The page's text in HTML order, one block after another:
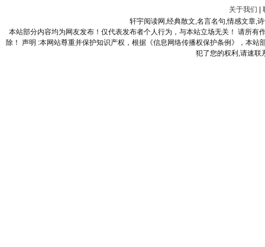
关于我们
轩宇阅读网,经典散文,名言名句,情感文章,
本站部分内容均为网友发布！仅代表发布者个人行为，与本站立场无关！ 请所
除！ 声明 :本网站尊重并保护知识产权，根据《信息网络传播权保护条例》，本
犯了您的权利,请速联